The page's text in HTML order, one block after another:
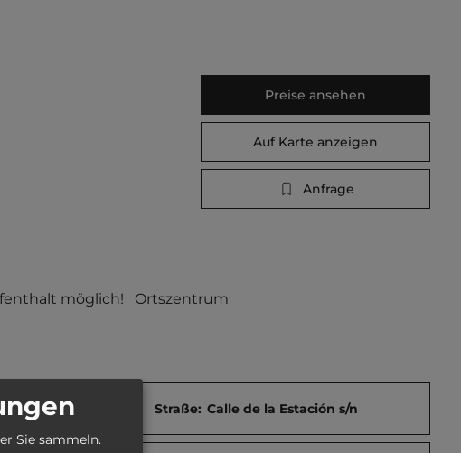
Preise ansehen
Auf Karte anzeigen
Anfrage
möglich!   Ortszentrum
Straße: Calle de la Estación s/n
Sie sammeln.